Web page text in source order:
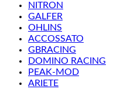
NITRON
GALFER
OHLINS
ACCOSSATO
GBRACING
DOMINO RACING
PEAK-MOD
ARIETE